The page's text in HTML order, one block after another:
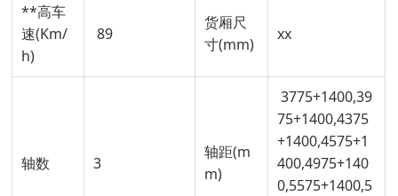
**高车
速(Km/
h)
89
货厢尺
寸(mm)
xx
轴数 3
轴距(m
m)
3775+1400,39
75+1400,4375
+1400,4575+1
400,4975+140
0,5575+1400,5